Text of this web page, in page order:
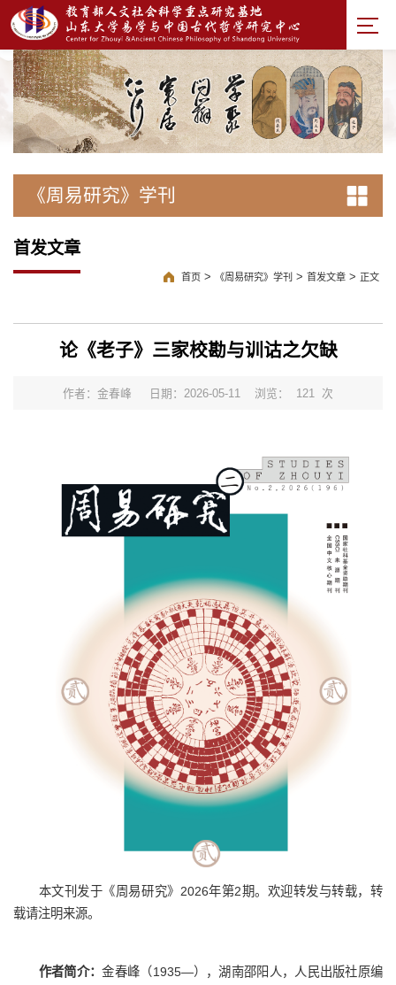
《周易研究》学刊
首发文章
首页 > 《周易研究》学刊 > 首发文章 > 正文
论《老子》三家校勘与训诂之欠缺
作者：金春峰 日期：2026-05-11 浏览： 121 次
本文刊发于《周易研究》2026年第2期。欢迎转发与转载，转
载请注明来源。
作者简介：金春峰（1935—），湖南邵阳人，人民出版社原编